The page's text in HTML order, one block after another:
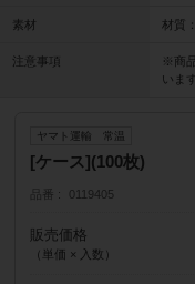
素材 材質
注意事項
※商
いま
ヤマト運輸 常温
[ケース](100枚)
品番 0119405
販売価格
（単価 × 入数）